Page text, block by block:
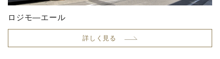
ロジモ―エール
詳しく見る